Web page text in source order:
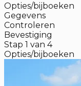
Opties/bijboeken
Gegevens
Controleren
Bevestiging
Stap 1 van 4
Opties/bijboeken